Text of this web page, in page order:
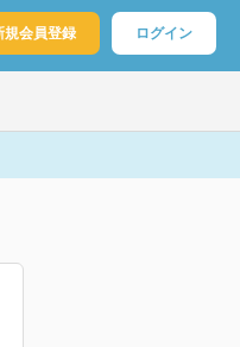
規会員登録 ログイン